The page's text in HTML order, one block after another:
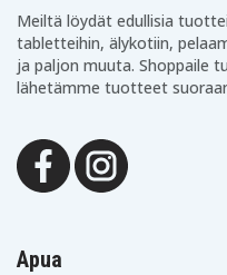
Meiltä löydät edullisia
tabletteihin, älykotiin,
ja paljon muuta. Shoppaile
lähetämme tuotteet
Apua